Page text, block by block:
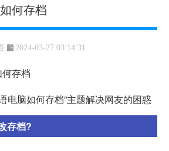
何存档
2024-03-27 03:14:31
电脑如何存档”主题解决网友的困惑
存档?